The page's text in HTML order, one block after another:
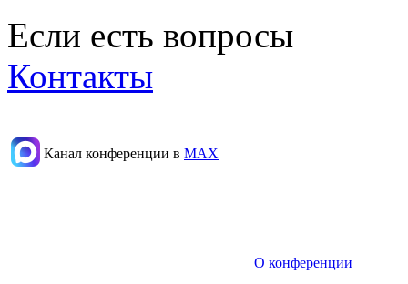
Если есть вопросы
Контакты
Канал конференции в МАХ
О конференции